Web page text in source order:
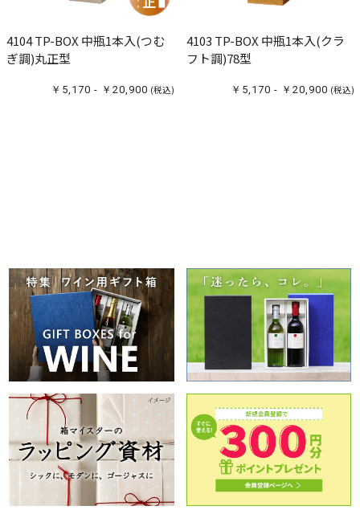
4104 TP-BOX 中瓶1本入(つむ
ぎ調)丸正型
￥5,170 - ￥20,900 (税込)
4103 TP-BOX 中瓶1本入(クラ
フト調)78型
￥5,170 - ￥20,900 (税込)